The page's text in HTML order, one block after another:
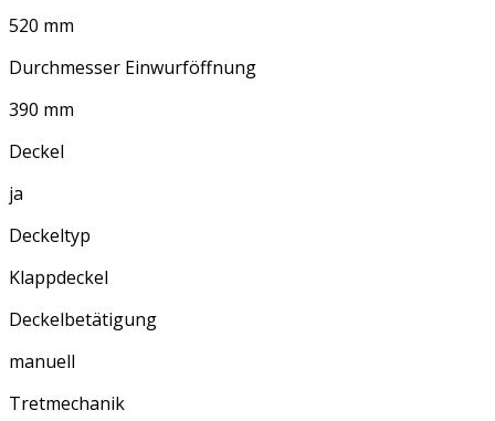
520 mm
Durchmesser Einwurföffnung
390 mm
Deckel
ja
Deckeltyp
Klappdeckel
Deckelbetätigung
manuell
Tretmechanik